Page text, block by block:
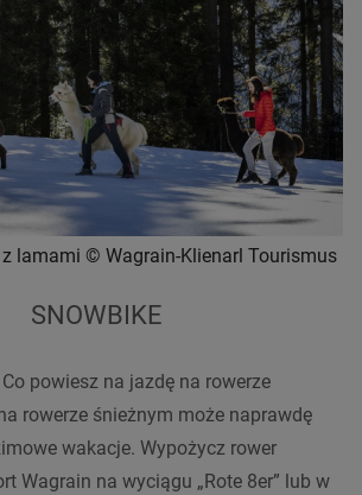
lamami © Wagrain-Klienarl Tourismus
SNOWBIKE
powiesz na jazdę na rowerze
rowerze śnieżnym może naprawdę
wakacje. Wypożycz rower
Wagrain na wyciągu „Rote 8er” lub w